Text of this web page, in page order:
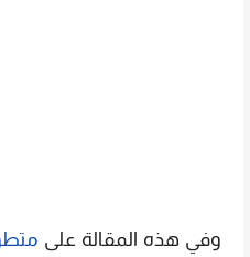
وفي هذه المقالة على